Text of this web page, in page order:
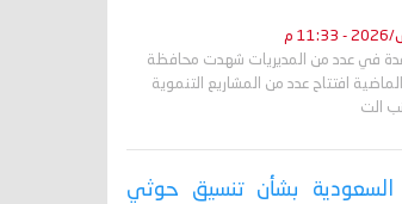
في عدد من المديريات شهدت محافظة
افتتاح عدد من المشاريع التنموية
الت
بشأن تنسيق حوثي